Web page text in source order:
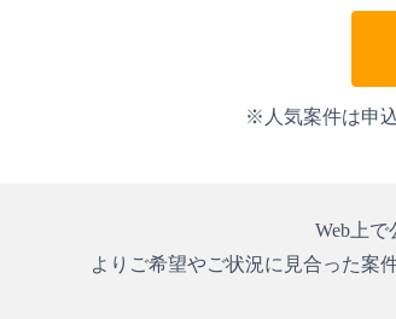
※人気案件は申
Web上で
よりご希望やご状況に見合った案